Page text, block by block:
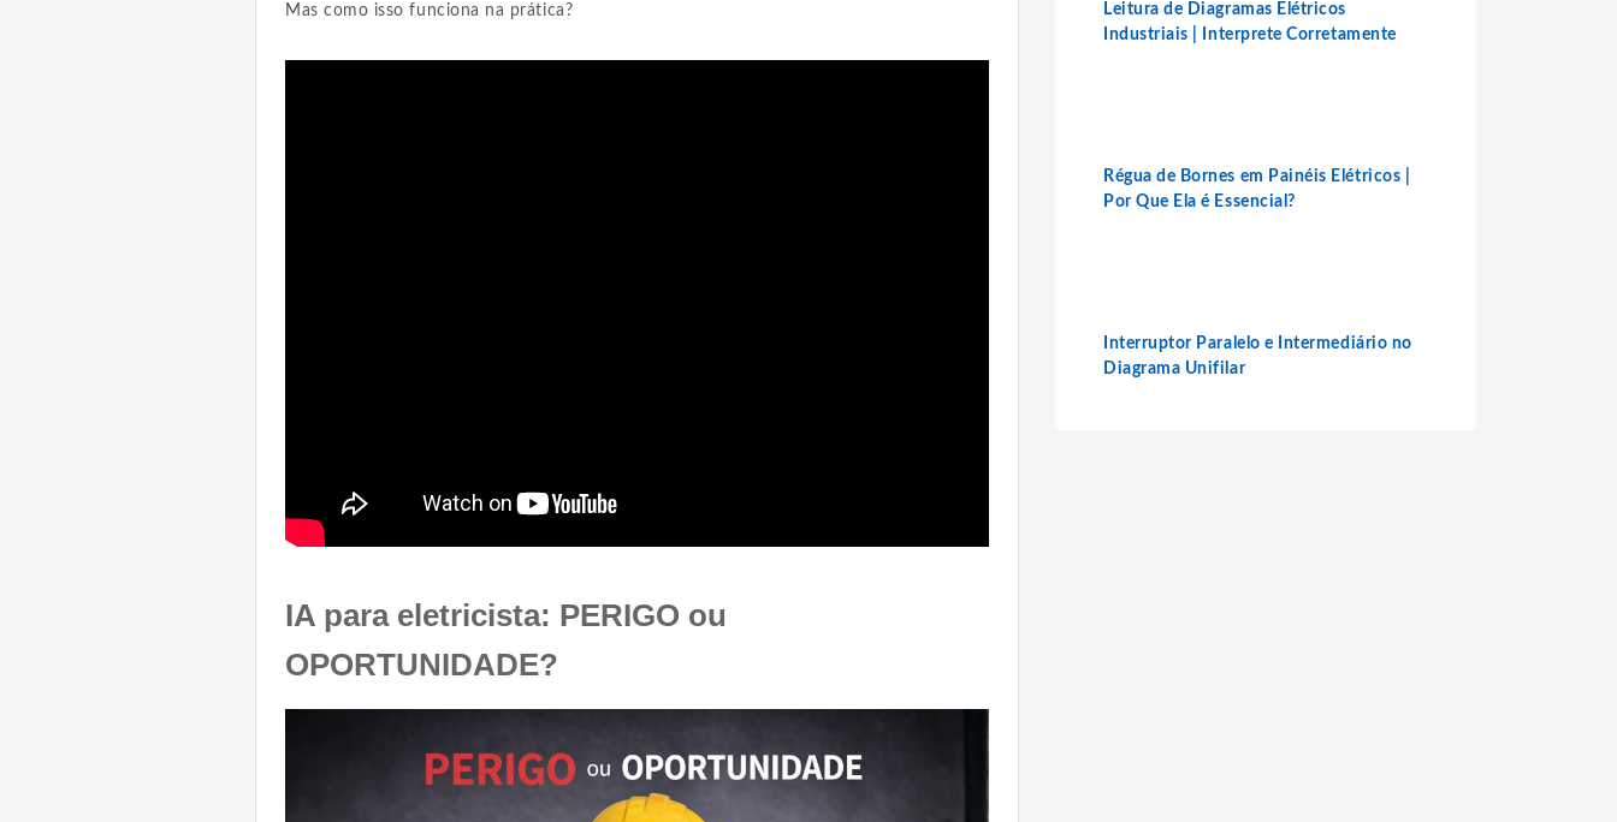
Mas como isso funciona na prática?
IA para eletricista: PERIGO ou
OPORTUNIDADE?
Leitura de Diagramas Elétricos
Industriais | Interprete Corretamente
Régua de Bornes em Painéis Elétricos |
Por Que Ela é Essencial?
Interruptor Paralelo e Intermediário no
Diagrama Unifilar